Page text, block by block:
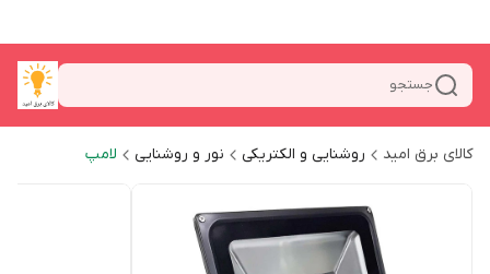
جستجو
کالای برق امید روشنایی و الکتریکی نور و روشنایی لامپ